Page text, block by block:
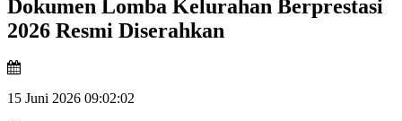
Dokumen Lomba Kelurahan Berprestasi
2026 Resmi Diserahkan
15 Juni 2026 09:02:02